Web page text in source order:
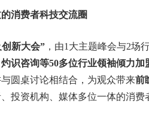
消费者科技交流圈
新大会” ，由1大主题峰会与2场
识咨询等50多位行业领袖倾力加
圆桌讨论相结合，为观众带来前
投资机构、媒体多位一体的消费